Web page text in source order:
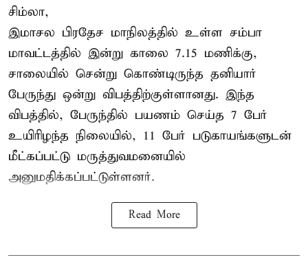
சிம்லா,
இமாசல பிரதேச மாநிலத்தில் உள்ள சம்பா
மாவட்டத்தில் இன்று காலை 7.15 மணிக்கு,
சாலையில் சென்று கொண்டிருந்த தனியார்
பேருந்து ஒன்று விபத்திற்குள்ளானது. இந்த
விபத்தில், பேருந்தில் பயணம் செய்த 7 பேர்
உயிரிழந்த நிலையில், 11 பேர் படுகாயங்களுடன்
மீட்கப்பட்டு மருத்துவமனையில்
அனுமதிக்கப்பட்டுள்ளனர்.
Read More